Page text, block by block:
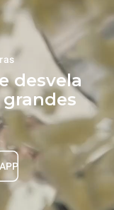
desvela